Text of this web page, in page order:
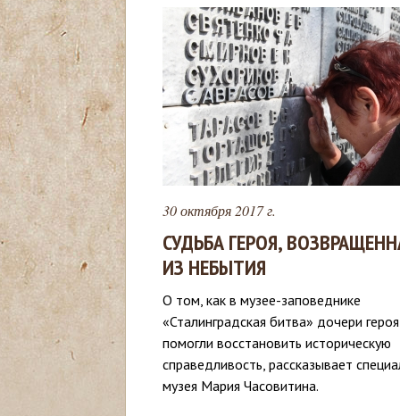
з
д
е
ь
30 октября 2017 г.
СУДЬБА ГЕРОЯ,
ИЗ НЕБЫТИЯ
О том, как в музее-заповеднике
«Сталинградская битва» дочери героя
помогли восстановить историческую
справедливость, рассказывает
музея Мария Часовитина.